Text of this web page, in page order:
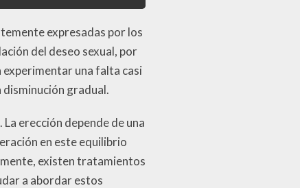
expresadas por los
del deseo sexual, por
experimentar una falta casi
gradual.
erección depende de una
en este equilibrio
existen tratamientos
a abordar estos